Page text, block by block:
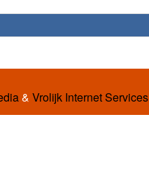
& Vrolijk Internet Services